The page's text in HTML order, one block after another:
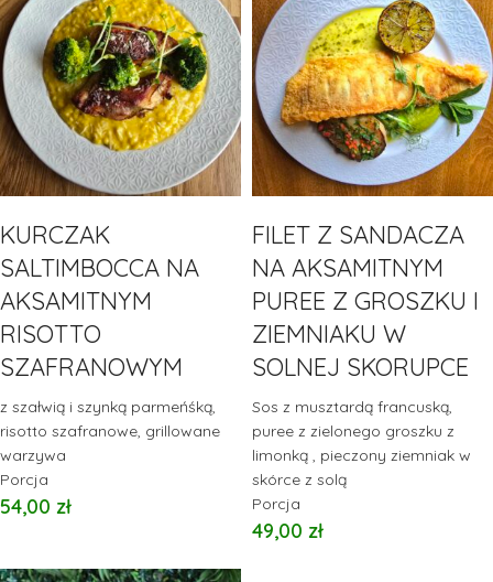
KURCZAK
SALTIMBOCCA NA
AKSAMITNYM
RISOTTO
SZAFRANOWYM
z szałwią i szynką parmeńśką,
risotto szafranowe, grillowane
warzywa
Porcja
54,00 zł
FILET Z SANDACZA
NA AKSAMITNYM
PUREE Z GROSZKU I
ZIEMNIAKU W
SOLNEJ SKORUPCE
Sos z musztardą francuską,
puree z zielonego groszku z
limonką , pieczony ziemniak w
skórce z solą
Porcja
49,00 zł